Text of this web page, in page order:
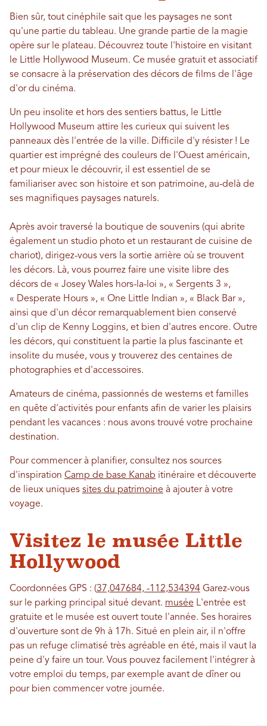
Bien sûr, tout cinéphile sait que les paysages ne sont
qu'une partie du tableau. Une grande partie de la magie
opère sur le plateau. Découvrez toute l'histoire en visitant
le Little Hollywood Museum. Ce musée gratuit et associatif
se consacre à la préservation des décors de films de l'âge
d'or du cinéma.
Un peu insolite et hors des sentiers battus, le Little
Hollywood Museum attire les curieux qui suivent les
panneaux dès l'entrée de la ville. Difficile d'y résister ! Le
quartier est imprégné des couleurs de l'Ouest américain,
et pour mieux le découvrir, il est essentiel de se
familiariser avec son histoire et son patrimoine, au-delà de
ses magnifiques paysages naturels.
Après avoir traversé la boutique de souvenirs (qui abrite
également un studio photo et un restaurant de cuisine de
chariot), dirigez-vous vers la sortie arrière où se trouvent
les décors. Là, vous pourrez faire une visite libre des
décors de « Josey Wales hors-la-loi », « Sergents 3 »,
« Desperate Hours », « One Little Indian », « Black Bar »,
ainsi que d'un décor remarquablement bien conservé
d'un clip de Kenny Loggins, et bien d'autres encore. Outre
les décors, qui constituent la partie la plus fascinante et
insolite du musée, vous y trouverez des centaines de
photographies et d'accessoires.
Amateurs de cinéma, passionnés de westerns et familles
en quête d'activités pour enfants afin de varier les plaisirs
pendant les vacances : nous avons trouvé votre prochaine
destination.
Pour commencer à planifier, consultez nos sources
d'inspiration Camp de base Kanab itinéraire et découverte
de lieux uniques sites du patrimoine à ajouter à votre
voyage.
Visitez le musée Little
Hollywood
Coordonnées GPS : (37,047684, -112,534394 Garez-vous
sur le parking principal situé devant. musée L'entrée est
gratuite et le musée est ouvert toute l'année. Ses horaires
d'ouverture sont de 9h à 17h. Situé en plein air, il n'offre
pas un refuge climatisé très agréable en été, mais il vaut la
peine d'y faire un tour. Vous pouvez facilement l'intégrer à
votre emploi du temps, par exemple avant de dîner ou
pour bien commencer votre journée.